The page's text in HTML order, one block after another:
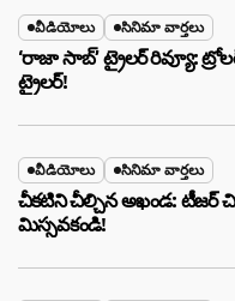
వీడియోలు సినిమా వార్తలు
‘రాజా సాబ్’ ట్రైలర్ రివ్యూ:
ట్రైలర్!
వీడియోలు సినిమా వార్తలు
చీకటిని చీల్చిన అఖండ: టీజర్
మిస్సవకండి!